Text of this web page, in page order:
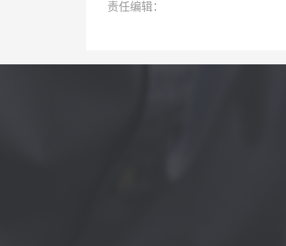
责任编辑：